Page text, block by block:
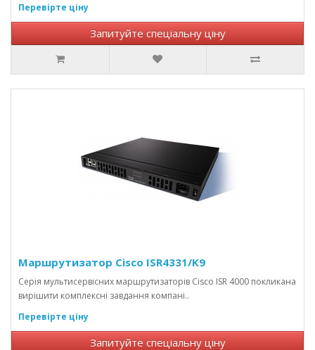
Перевірте ціну
Запитуйте спеціальну ціну
Маршрутизатор Cisco ISR4331/K9
Серія мультисервісних маршрутизаторів Cisco ISR 4000 покликана
вирішити комплексні завдання компані..
Перевірте ціну
Запитуйте спеціальну ціну